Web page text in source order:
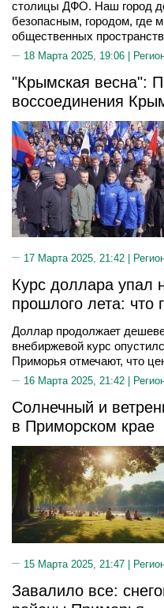
столицы ДФО. Наш город
безопасным, городом, где
общественных
18 Марта 2025, 19:06 |
"Крымская весна":
воссоединения
17 Марта 2025, 21:42 |
Курс доллара упал
прошлого лета: что
Доллар продолжает
внебиржевой курс
Приморья отмечают, что
16 Марта 2025, 21:42 |
Солнечный и
в Приморском крае
15 Марта 2025, 21:47 |
Завалило все: